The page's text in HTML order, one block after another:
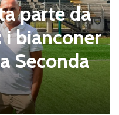
parte da
bianconer
Seconda